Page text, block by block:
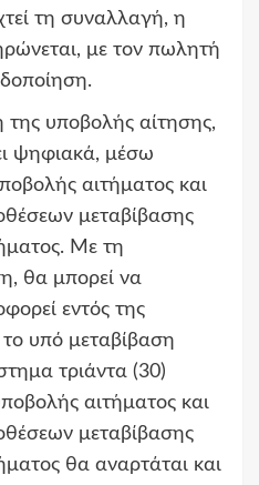
τη συναλλαγή, η
με τον πωλητή
υποβολής αίτησης,
ψηφιακά, μέσω
αιτήματος και
μεταβίβασης
Με τη
θα μπορεί να
εντός της
το υπό μεταβίβαση
τριάντα (30)
αιτήματος και
μεταβίβασης
θα αναρτάται και